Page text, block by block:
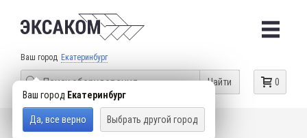
Ваш город Екатеринбург
Ваш город Екатеринбург
Да, все верно Выбрать другой город
0
Найти
КАТАЛОГ ТОВАРОВ KIA, HYUNDAI